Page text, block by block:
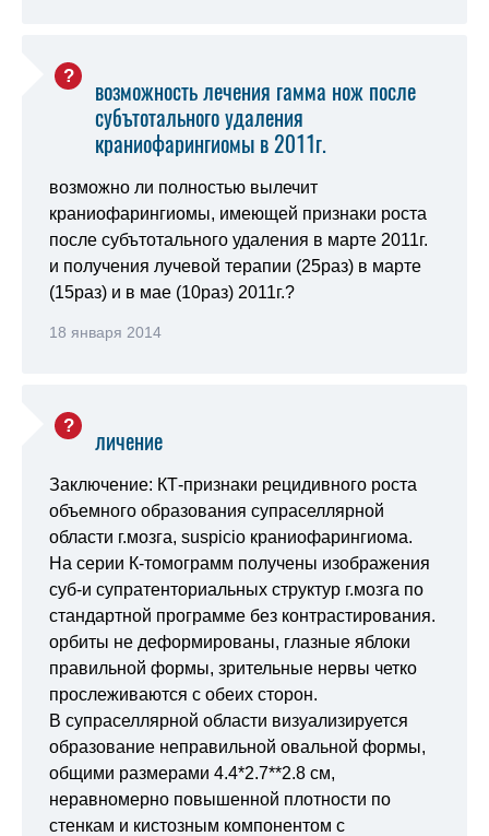
возможность лечения гамма нож после
субътотального удаления
краниофарингиомы в 2011г.
возможно ли полностью вылечит
краниофарингиомы, имеющей признаки роста
после субътотального удаления в марте 2011г.
и получения лучевой терапии (25раз) в марте
(15раз) и в мае (10раз) 2011г.?
18 января 2014
личение
Заключение: КТ-признаки рецидивного роста
объемного образования супраселлярной
области г.мозга, suspicio краниофарингиома.
На серии К-томограмм получены изображения
суб-и супратенториальных структур г.мозга по
стандартной программе без контрастирования.
орбиты не деформированы, глазные яблоки
правильной формы, зрительные нервы четко
прослеживаются с обеих сторон.
В супраселлярной области визуализируется
образование неправильной овальной формы,
общими размерами 4.4*2.7**2.8 см,
неравномерно повышенной плотности по
стенкам и кистозным компонентом с